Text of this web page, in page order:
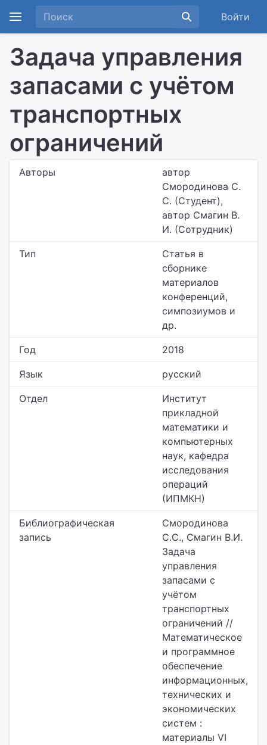
Войти
Задача управления
запасами с учётом
транспортных
ограничений
Авторы
автор
Смородинова С.
С. (Студент),
автор Смагин В.
И. (Сотрудник)
Тип
Статья в
сборнике
материалов
конференций,
симпозиумов и
др.
Год 2018
Язык русский
Отдел
Институт
прикладной
математики и
компьютерных
наук, кафедра
исследования
операций
(ИПМКН)
Библиографическая
запись
Смородинова
С.С., Смагин В.И.
Задача
управления
запасами с
учётом
транспортных
ограничений //
Математическое
и программное
обеспечение
информационных,
технических и
экономических
систем :
материалы VI